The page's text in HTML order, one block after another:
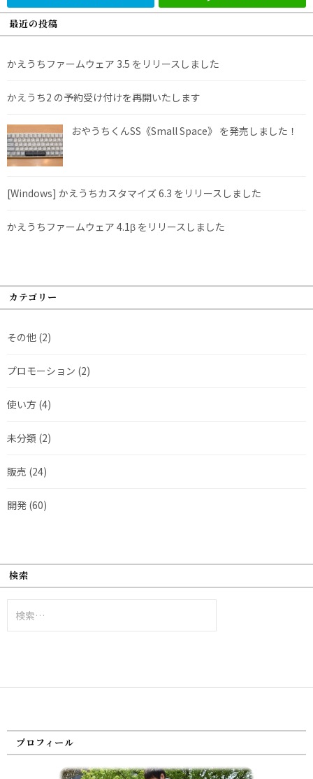
最近の投稿
かえうちファームウェア 3.5 をリリースしました
かえうち2 の予約受け付けを再開いたします
おやうちくんSS《Small Space》 を発売しました！
[Windows] かえうちカスタマイズ 6.3 をリリースしました
かえうちファームウェア 4.1β をリリースしました
カテゴリー
その他 (2)
プロモーション (2)
使い方 (4)
未分類 (2)
販売 (24)
開発 (60)
検索
索:
プロフィール